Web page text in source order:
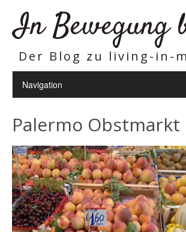
In Bewegung
Der Blog zu living-in-
Palermo Obstmarkt